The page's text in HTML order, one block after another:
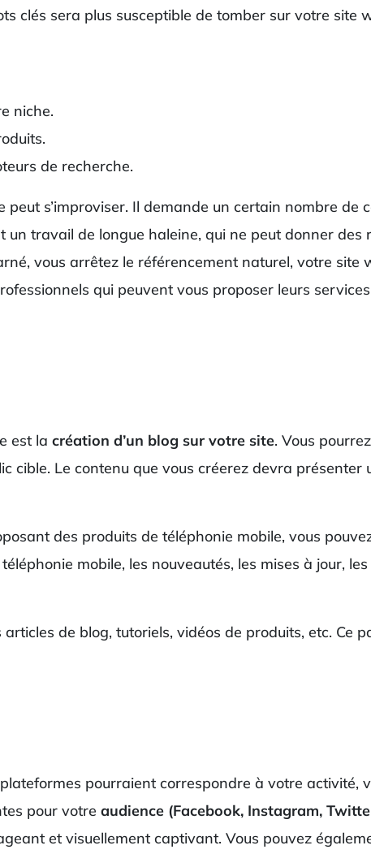
clés sera plus susceptible de tomber sur votre site
niche.
de recherche.
s’improviser. Il demande un certain nombre de
travail de longue haleine, qui ne peut donner des
vous arrêtez le référencement naturel, votre site
qui peuvent vous proposer leurs
est la création d’un blog sur votre site. Vous
cible. Le contenu que vous créerez devra présenter
des produits de téléphonie mobile, vous
mobile, les nouveautés, les mises à jour,
de blog, tutoriels, vidéos de produits, etc. Ce
pourraient correspondre à votre activité,
pour votre audience (Facebook, Instagram,
et visuellement captivant. Vous pouvez